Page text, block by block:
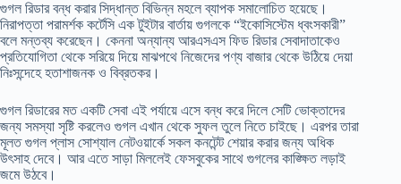
গুগল রিডার বন্ধ করার সিদ্ধান্ত বিভিন্ন মহলে ব্যাপক সমালোচিত হয়েছে।
নিরাপত্তা পরামর্শক কর্টেসি এক টুইটার বার্তায় গুগলকে “ইকোসিস্টেম ধ্বংসকারী”
বলে মন্তব্য করেছেন। কেননা অন্যান্য আরএসএস ফিড রিডার সেবাদাতাকেও
প্রতিযোগিতা থেকে সরিয়ে দিয়ে মাঝপথে নিজেদের পণ্য বাজার থেকে উঠিয়ে দেয়া
নিঃসন্দেহে হতাশাজনক ও বিব্রতকর।
গুগল রিডারের মত একটি সেবা এই পর্যায়ে এসে বন্ধ করে দিলে সেটি ভোক্তাদের
জন্য সমস্যা সৃষ্টি করলেও গুগল এখান থেকে সুফল তুলে নিতে চাইছে। এরপর তারা
মূলত গুগল প্লাস সোশ্যাল নেটওয়ার্কে সকল কনটেন্ট শেয়ার করার জন্য অধিক
উৎসাহ দেবে। আর এতে সাড়া মিললেই ফেসবুকের সাথে গুগলের কাঙ্ক্ষিত লড়াই
জমে উঠবে।